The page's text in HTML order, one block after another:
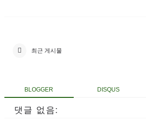
최근 게시물
BLOGGER DISQUS
댓글 없음: